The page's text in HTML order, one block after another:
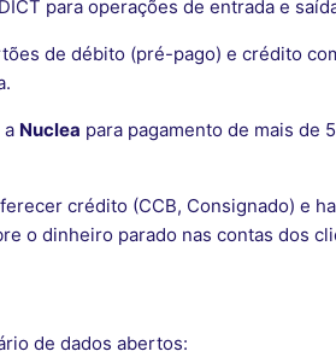
para operações de entrada e
de débito (pré-pago) e crédito
a Nuclea para pagamento de mais de
crédito (CCB, Consignado) e
o dinheiro parado nas contas dos
de dados abertos: